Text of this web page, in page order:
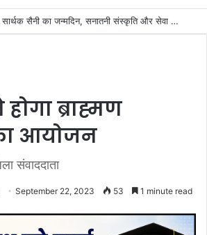
आस्था का सैलाब, व्यवस्थाओं से श्रद्धालु खुश
होगा ब्राह्मण
आयोजन
संवाददाता
September 22, 2023 53 1 minute read